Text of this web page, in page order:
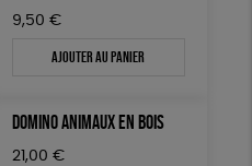
9,50 €
Ajouter au panier
DOMINO ANIMAUX EN BOIS
21,00 €